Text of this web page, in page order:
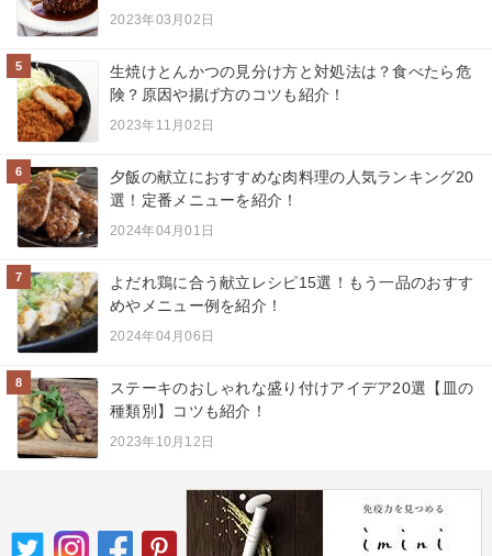
2023年03月02日
5
生焼けとんかつの見分け方と対処法は？食べたら危
険？原因や揚げ方のコツも紹介！
2023年11月02日
6
夕飯の献立におすすめな肉料理の人気ランキング20
選！定番メニューを紹介！
2024年04月01日
7
よだれ鶏に合う献立レシピ15選！もう一品のおすす
めやメニュー例を紹介！
2024年04月06日
8
ステーキのおしゃれな盛り付けアイデア20選【皿の
種類別】コツも紹介！
2023年10月12日